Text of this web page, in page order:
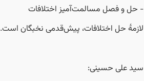
‏- حل و فصل مسالمت‌آمیز اختلافات
‏لازمۀ حل اختلافات، پیش‌قدمی نخبگان است.
‏سید علی حسینی: